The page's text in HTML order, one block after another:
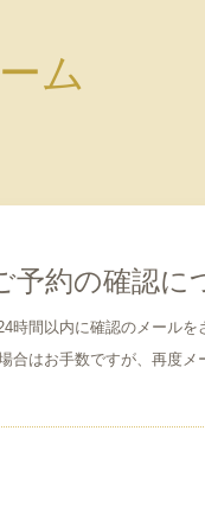
ム
予約の確認に
時間以内に確認のメールを
合はお手数ですが、再度メ